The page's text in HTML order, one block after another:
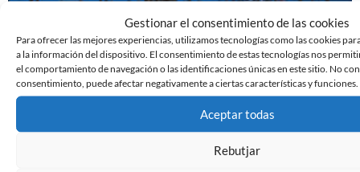
Gestionar el consentimiento de las cookies
Para ofrecer las mejores experiencias, utilizamos tecnologías como las cookies
a la información del dispositivo. El consentimiento de estas tecnologías nos
el comportamiento de navegación o las identificaciones únicas en este sitio. No
consentimiento, puede afectar negativamente a ciertas características y funciones.
Aceptar todas
Rebutjar
PREVIA | SESTAO RIVER – CE SABADELL